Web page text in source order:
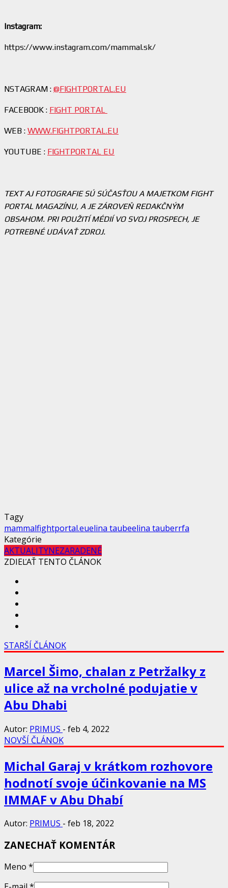
Instagram:
https://www.instagram.com/mammal.sk/
NSTAGRAM : @FIGHTPORTAL.EU
FACEBOOK : FIGHT PORTAL
WEB : WWW.FIGHTPORTAL.EU
YOUTUBE : FIGHTPORTAL EU
TEXT AJ FOTOGRAFIE SÚ SÚČASŤOU A MAJETKOM FIGHT
PORTAL MAGAZÍNU, A JE ZÁROVEŇ REDAKČNÝM
OBSAHOM. PRI POUŽITÍ MÉDIÍ VO SVOJ PROSPECH, JE
POTREBNÉ UDÁVAŤ ZDROJ.
Tagy
mammalfightportal.euelina taubeelina tauberrfa
Kategórie
AKTUALITYNEZARADENÉ
ZDIEĽAŤ TENTO ČLÁNOK
STARŠÍ ČLÁNOK
Marcel Šimo, chalan z Petržalky z
ulice až na vrcholné podujatie v
Abu Dhabi
Autor: PRIMUS - feb 4, 2022
NOVŠÍ ČLÁNOK
Michal Garaj v krátkom rozhovore
hodnotí svoje účinkovanie na MS
IMMAF v Abu Dhabí
Autor: PRIMUS - feb 18, 2022
ZANECHAŤ KOMENTÁR
Meno *